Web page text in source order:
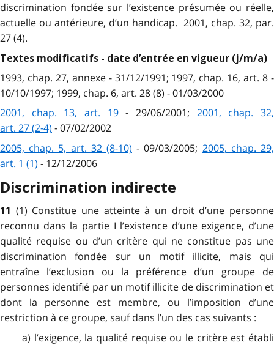
discrimination fondée sur l’existence présumée ou réelle,
actuelle ou antérieure, d’un handicap. 2001, chap. 32, par.
27 (4).
Textes modificatifs - date d’entrée en vigueur (j/m/a)
1993, chap. 27, annexe - 31/12/1991; 1997, chap. 16, art. 8 -
10/10/1997; 1999, chap. 6, art. 28 (8) - 01/03/2000
2001, chap. 13, art. 19- 29/06/2001; 2001, chap. 32,
art. 27 (2-4) - 07/02/2002
2005, chap. 5, art. 32 (8-10) - 09/03/2005; 2005, chap. 29,
art. 1 (1) - 12/12/2006
Discrimination indirecte
11 (1) Constitue une atteinte à un droit d’une personne
reconnu dans la partie I l’existence d’une exigence, d’une
qualité requise ou d’un critère qui ne constitue pas une
discrimination fondée sur un motif illicite, mais qui
entraîne l’exclusion ou la préférence d’un groupe de
personnes identifié par un motif illicite de discrimination et
dont la personne est membre, ou l’imposition d’une
restriction à ce groupe, sauf dans l’un des cas suivants :
a) l’exigence, la qualité requise ou le critère est établi